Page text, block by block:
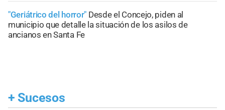
"Geriátrico del horror" Desde el Concejo, piden al
municipio que detalle la situación de los asilos de
ancianos en Santa Fe
+ Sucesos